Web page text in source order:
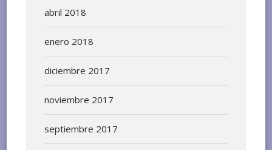
abril 2018
enero 2018
diciembre 2017
noviembre 2017
septiembre 2017